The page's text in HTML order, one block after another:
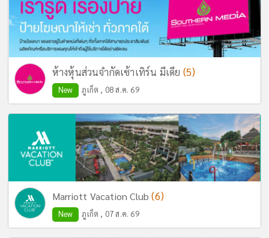
ห้างหุ้นส่วนจำกัดเซ้าเทิร์น มีเดีย (5)
New ภูเก็ต , 08 ส.ค. 69
Marriott Vacation Club(6)
New ภูเก็ต , 07 ส.ค. 69